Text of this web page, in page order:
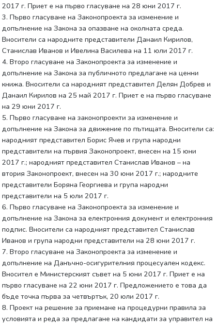
2017 г. Приет е на първо гласуване на 28 юни 2017 г.
3. Първо гласуване на Законопроекта за изменение и
допълнение на Закона за опазване на околната среда.
Вносители са народните представители Данаил Кирилов,
Станислав Иванов и Ивелина Василева на 11 юли 2017 г.
4. Второ гласуване на Законопроекта за изменение и
допълнение на Закона за публичното предлагане на ценни
книжа. Вносители са народният представител Делян Добрев и
Данаил Кирилов на 25 май 2017 г. Приет е на първо гласуване
на 29 юни 2017 г.
5. Първо гласуване на законопроекти за изменение и
допълнение на Закона за движение по пътищата. Вносители са:
народният представител Борис Ячев и група народни
представители на първия Законопроект, внесен на 15 юни
2017 г.; народният представител Станислав Иванов – на
втория Законопроект, внесен на 30 юни 2017 г.; народните
представители Боряна Георгиева и група народни
представители на 5 юли 2017 г.
6. Първо гласуване на Законопроекта за изменение и
допълнение на Закона за електронния документ и електронния
подпис. Вносители са народният представител Станислав
Иванов и група народни представители на 28 юни 2017 г.
7. Второ гласуване на Законопроекта за изменение и
допълнение на Данъчно-осигурителния процесуален кодекс.
Вносител е Министерският съвет на 5 юни 2017 г. Приет е на
първо гласуване на 22 юни 2017 г. Предложението е това да
бъде точка първа за четвъртък, 20 юли 2017 г.
8. Проект на решение за приемане на процедурни правила за
условията и реда за предлагане на кандидати за управител на